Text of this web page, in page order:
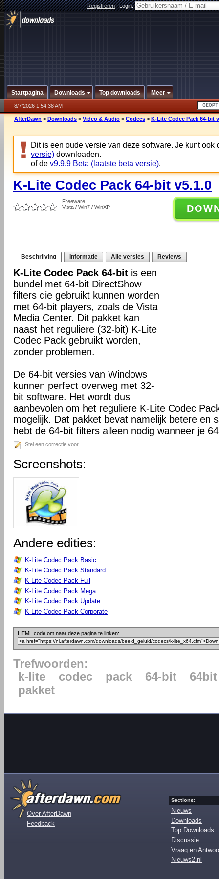
Registreren|Login:
Startpagina Downloads Top downloads Meer
8/7/2026 1:54:38 AM
AfterDawn > Downloads > Video & Audio > Codecs > K-Lite Codec Pack 64-bit
Dit is een oude versie van deze software. Je kunt ook
versie) downloaden.
of de v9.9.9 Beta (laatste beta versie).
K-Lite Codec Pack 64-bit v5.1.0
Freeware
Vista / Win7 / WinXP
Beschrijving Informatie Alle versies Reviews
K-Lite Codec Pack 64-bit is een
bundel met 64-bit DirectShow
filters die gebruikt kunnen worden
met 64-bit players, zoals de Vista
Media Center. Dit pakket kan
naast het reguliere (32-bit) K-Lite
Codec Pack gebruikt worden,
zonder problemen.
De 64-bit versies van Windows
kunnen perfect overweg met 32-
bit software. Het wordt dus
aanbevolen om het reguliere K-Lite Codec
mogelijk. Dat pakket bevat namelijk betere en
hebt de 64-bit filters alleen nodig wanneer je
Stel een correctie voor
Screenshots:
Andere edities:
K-Lite Codec Pack Basic
K-Lite Codec Pack Standard
K-Lite Codec Pack Full
K-Lite Codec Pack Mega
K-Lite Codec Pack Update
K-Lite Codec Pack Corporate
HTML code om naar deze pagina te linken:
Trefwoorden:
k-lite
codec pack 64-bit
64bit
pakket
Over AfterDawn
Feedback
Sections:
Nieuws
Downloads
Top Downloads
Discussie
Vraag en
Nieuws2.nl